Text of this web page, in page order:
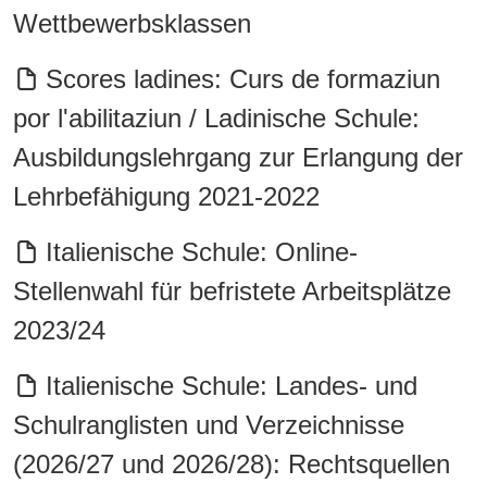
Wettbewerbsklassen
Scores ladines: Curs de formaziun
por l'abilitaziun / Ladinische Schule:
Ausbildungslehrgang zur Erlangung der
Lehrbefähigung 2021-2022
Italienische Schule: Online-
Stellenwahl für befristete Arbeitsplätze
2023/24
Italienische Schule: Landes- und
Schulranglisten und Verzeichnisse
(2026/27 und 2026/28): Rechtsquellen